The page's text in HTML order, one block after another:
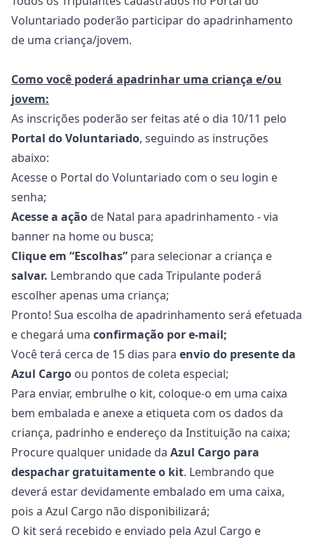
Voluntariado poderão participar do apadrinhamento
de uma criança/jovem.
Como você poderá apadrinhar uma criança e/ou
jovem:
As inscrições poderão ser feitas até o dia 10/11 pelo
Portal do Voluntariado, seguindo as instruções
abaixo:
Acesse o Portal do Voluntariado com o seu login e
senha;
Acesse a ação de Natal para apadrinhamento - via
banner na home ou busca;
Clique em “Escolhas” para selecionar a criança e
salvar. Lembrando que cada Tripulante poderá
escolher apenas uma criança;
Pronto! Sua escolha de apadrinhamento será efetuada
e chegará uma confirmação por e-mail;
Você terá cerca de 15 dias para envio do presente da
Azul Cargo ou pontos de coleta especial;
Para enviar, embrulhe o kit, coloque-o em uma caixa
bem embalada e anexe a etiqueta com os dados da
criança, padrinho e endereço da Instituição na caixa;
Procure qualquer unidade da Azul Cargo para
despachar gratuitamente o kit. Lembrando que
deverá estar devidamente embalado em uma caixa,
pois a Azul Cargo não disponibilizará;
O kit será recebido e enviado pela Azul Cargo e